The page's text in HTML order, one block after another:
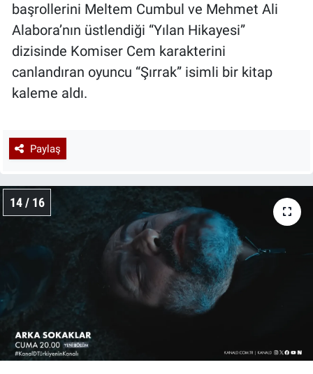
başrollerini Meltem Cumbul ve Mehmet Ali
Alabora’nın üstlendiği “Yılan Hikayesi”
dizisinde Komiser Cem karakterini
canlandıran oyuncu “Şırrak” isimli bir kitap
kaleme aldı.
Paylaş
14 / 16